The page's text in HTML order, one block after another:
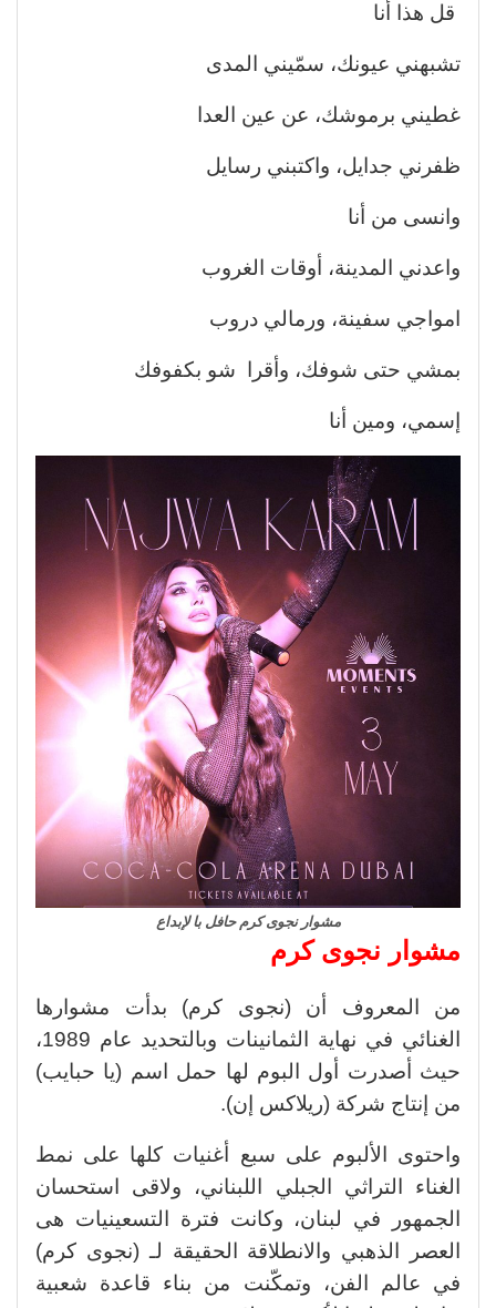
قل هذا أنا
تشبهني عيونك، سمّيني المدى
غطيني برموشك، عن عين العدا
ظفرني جدايل، واكتبني رسايل
وانسى من أنا
واعدني المدينة، أوقات الغروب
امواجي سفينة، ورمالي دروب
بمشي حتى شوفك، وأقرا شو بكفوفك
إسمي، ومين أنا
مشوار نجوى كرم حافل با لإبداع
مشوار نجوى كرم
من المعروف أن (نجوى كرم) بدأت مشوارها
الغنائي في نهاية الثمانينات وبالتحديد عام 1989،
حيث أصدرت أول البوم لها حمل اسم (يا حبايب)
من إنتاج شركة (ريلاكس إن).
واحتوى الألبوم على سبع أغنيات كلها على نمط
الغناء التراثي الجبلي اللبناني، ولاقى استحسان
الجمهور في لبنان، وكانت فترة التسعينيات هى
العصر الذهبي والانطلاقة الحقيقة لـ (نجوى كرم)
في عالم الفن، وتمكّنت من بناء قاعدة شعبية